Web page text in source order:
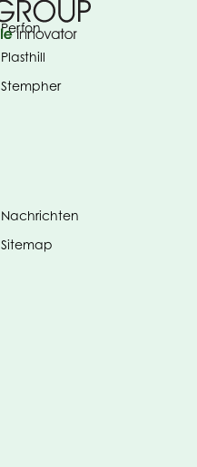
Perfon
Plasthill
Stempher
Nachrichten
Sitemap